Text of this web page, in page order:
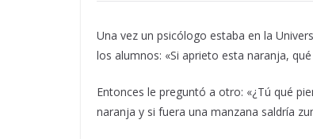
Una vez un psicólogo estaba en la
los alumnos: «Si aprieto esta naranja,
Entonces le preguntó a otro: «¿Tú qué
naranja y si fuera una manzana saldría